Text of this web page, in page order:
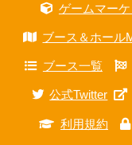
ゲームマー
ブース＆ホール
ブース一覧
公式Twitter
利用規約